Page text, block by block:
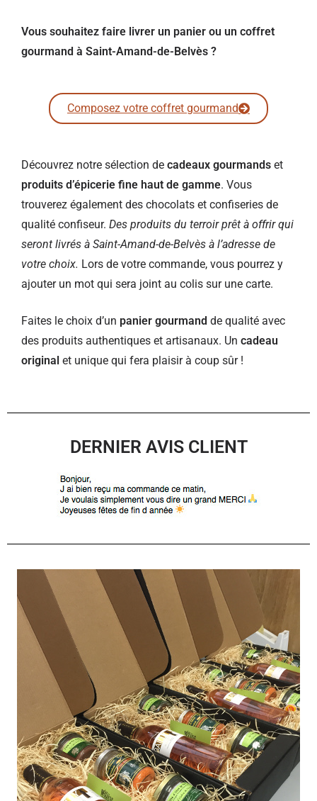
Vous souhaitez faire livrer un panier ou un coffret
gourmand à Saint-Amand-de-Belvès ?
Composez votre coffret gourmand
Découvrez notre sélection de cadeaux gourmands et
produits d’épicerie fine haut de gamme. Vous
trouverez également des chocolats et confiseries de
qualité confiseur. Des produits du terroir prêt à offrir qui
seront livrés à Saint-Amand-de-Belvès à l’adresse de
votre choix. Lors de votre commande, vous pourrez y
ajouter un mot qui sera joint au colis sur une carte.
Faites le choix d’un panier gourmand de qualité avec
des produits authentiques et artisanaux. Un cadeau
original et unique qui fera plaisir à coup sûr !
DERNIER AVIS CLIENT